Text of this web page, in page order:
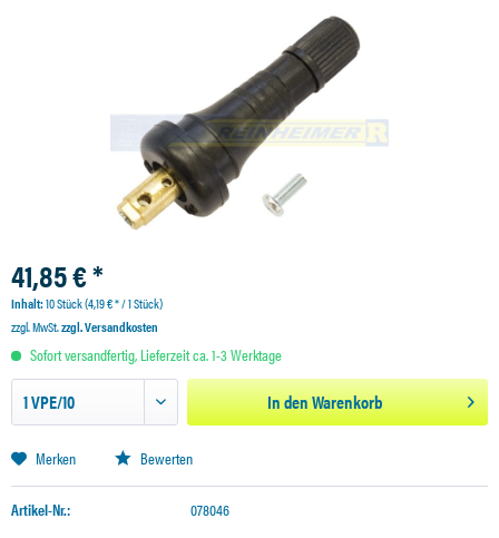
41,85 € *
Inhalt:10 Stück (4,19 € * / 1 Stück)
zzgl. MwSt.zzgl. Versandkosten
Sofort versandfertig, Lieferzeit ca. 1-3 Werktage
In denWarenkorb
Merken Bewerten
Artikel-Nr.: 078046